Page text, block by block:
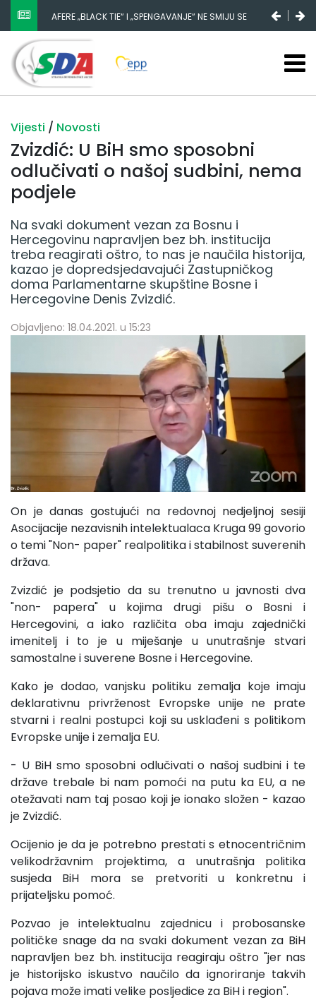
AFERE „BLACK TIE“ I „SPENGAVANJE“ NE SMIJU SE
ZATAŠKATI
Vijesti / Novosti
Zvizdić: U BiH smo sposobni
odlučivati o našoj sudbini, nema
podjele
Na svaki dokument vezan za Bosnu i
Hercegovinu napravljen bez bh. institucija
treba reagirati oštro, to nas je naučila historija,
kazao je dopredsjedavajući Zastupničkog
doma Parlamentarne skupštine Bosne i
Hercegovine Denis Zvizdić.
Objavljeno: 18.04.2021. u 15:23
On je danas gostujući na redovnoj nedjeljnoj sesiji
Asocijacije nezavisnih intelektualaca Kruga 99 govorio
o temi "Non- paper" realpolitika i stabilnost suverenih
država.
Zvizdić je podsjetio da su trenutno u javnosti dva
"non- papera" u kojima drugi pišu o Bosni i
Hercegovini, a iako različita oba imaju zajednički
imenitelj i to je u miješanje u unutrašnje stvari
samostalne i suverene Bosne i Hercegovine.
Kako je dodao, vanjsku politiku zemalja koje imaju
deklarativnu privrženost Evropske unije ne prate
stvarni i realni postupci koji su usklađeni s politikom
Evropske unije i zemalja EU.
- U BiH smo sposobni odlučivati o našoj sudbini i te
države trebale bi nam pomoći na putu ka EU, a ne
otežavati nam taj posao koji je ionako složen - kazao
je Zvizdić.
Ocijenio je da je potrebno prestati s etnocentričnim
velikodržavnim projektima, a unutrašnja politika
susjeda BiH mora se pretvoriti u konkretnu i
prijateljsku pomoć.
Pozvao je intelektualnu zajednicu i probosanske
političke snage da na svaki dokument vezan za BiH
napravljen bez bh. institucija reagiraju oštro "jer nas
je historijsko iskustvo naučilo da ignoriranje takvih
pojava može imati velike posljedice za BiH i region".